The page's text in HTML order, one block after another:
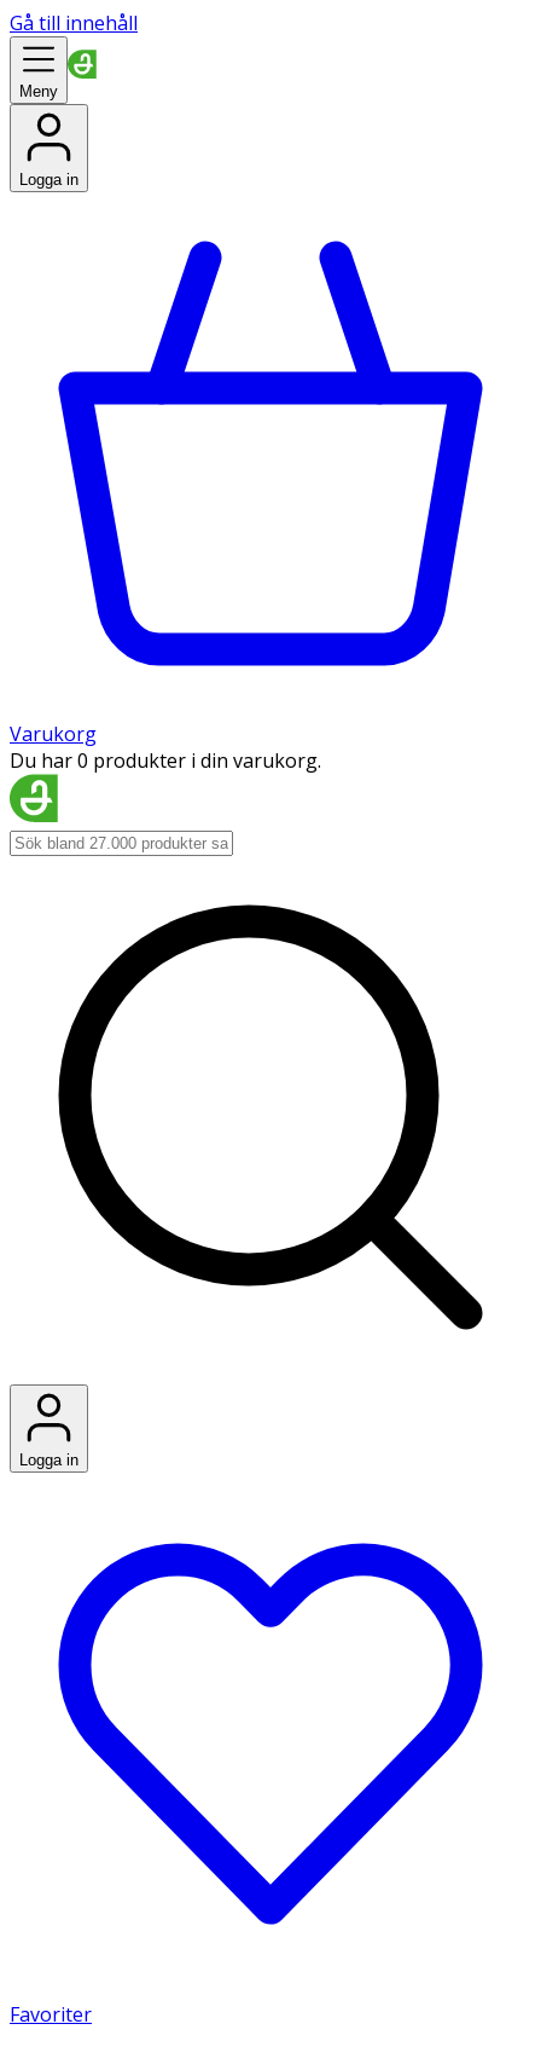
Gå till innehåll
Meny
Logga in
Varukorg
Du har 0 produkter i din varukorg.
Logga in
Favoriter